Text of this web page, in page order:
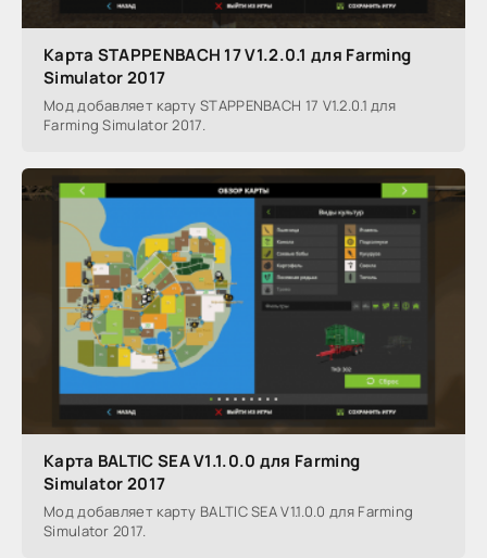
Карта STAPPENBACH 17 V1.2.0.1 для Farming
Simulator 2017
Мод добавляет карту STAPPENBACH 17 V1.2.0.1 для
Farming Simulator 2017.
Карта BALTIC SEA V1.1.0.0 для Farming
Simulator 2017
Мод добавляет карту BALTIC SEA V1.1.0.0 для Farming
Simulator 2017.